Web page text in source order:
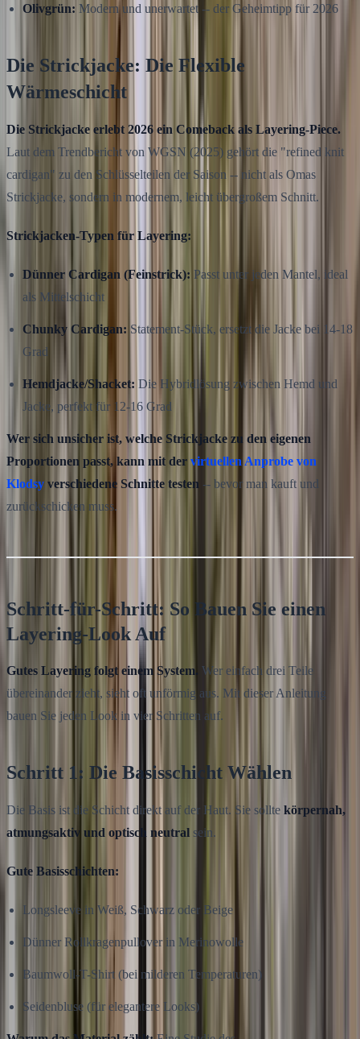
Olivgrün: Modern und unerwartet -- der Geheimtipp für 2026
Die Strickjacke: Die Flexible
Wärmeschicht
Die Strickjacke erlebt 2026 ein Comeback als Layering-Piece.
Laut dem Trendbericht von WGSN (2025) gehört die "refined knit
cardigan" zu den Schlüsselteilen der Saison -- nicht als Omas
Strickjacke, sondern in modernem, leicht übergroßem Schnitt.
Strickjacken-Typen für Layering:
Dünner Cardigan (Feinstrick): Passt unter jeden Mantel, ideal
als Mittelschicht
Chunky Cardigan: Statement-Stück, ersetzt die Jacke bei 14-18
Grad
Hemdjacke/Shacket: Die Hybridlösung zwischen Hemd und
Jacke, perfekt für 12-16 Grad
Wer sich unsicher ist, welche Strickjacke zu den eigenen
Proportionen passt, kann mit der virtuellen Anprobe von
Klodsy verschiedene Schnitte testen -- bevor man kauft und
zurückschicken muss.
Schritt-für-Schritt: So Bauen Sie einen
Layering-Look Auf
Gutes Layering folgt einem System. Wer einfach drei Teile
übereinander zieht, sieht oft unförmig aus. Mit dieser Anleitung
bauen Sie jeden Look in vier Schritten auf.
Schritt 1: Die Basisschicht Wählen
Die Basis ist die Schicht direkt auf der Haut. Sie sollte körpernah,
atmungsaktiv und optisch neutral sein.
Gute Basisschichten:
Longsleeve in Weiß, Schwarz oder Beige
Dünner Rollkragenpullover in Merinowolle
Baumwoll-T-Shirt (bei milderen Temperaturen)
Seidenbluse (für elegantere Looks)